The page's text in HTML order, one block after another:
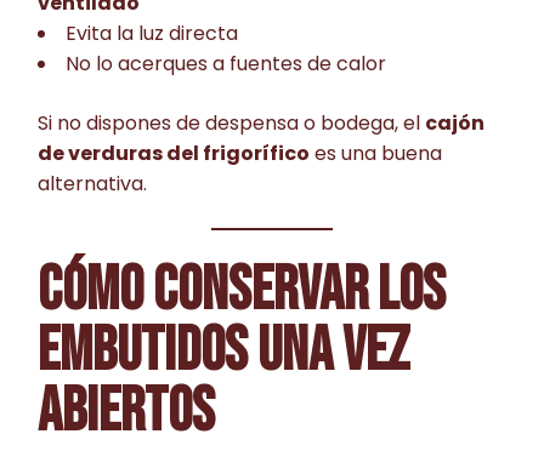
Evita la luz directa
No lo acerques a fuentes de calor
Si no dispones de despensa o bodega, el cajón
de verduras del frigorífico es una buena
alternativa.
CÓMO CONSERVAR LOS
EMBUTIDOS UNA VEZ
ABIERTOS